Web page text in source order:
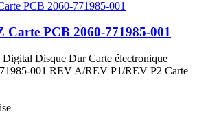
PCB 2060-771985-001
Disque Dur Carte électronique
001 REV A/REV P1/REV P2 Carte